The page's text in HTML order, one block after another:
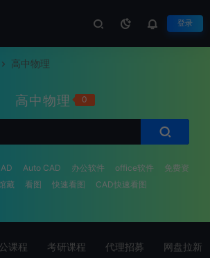
登录
高中物理
高中物理 0
Auto CAD 办公软件 office软件
免费资
藏 看图 快速看图 CAD快速看图
课程 考研课程 代理招募 网盘拉新